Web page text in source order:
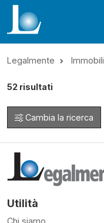
Legalmente Immobili
52 risultati
Cambia la ricerca
Utilità
Chi siamo